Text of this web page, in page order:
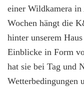
einer Wildkamera in
Wochen hängt die
hinter unserem
Einblicke in Form
hat sie bei Tag und
Wetterbedingungen